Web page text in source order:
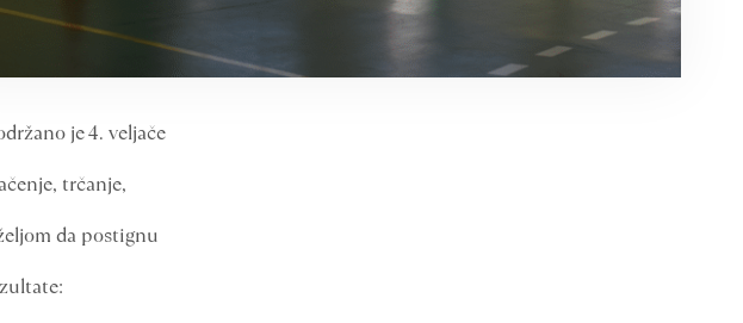
je 4. veljače
trčanje,
da postignu